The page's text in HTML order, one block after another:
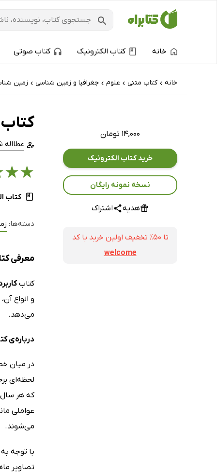
خانه کتاب الکترونیک کتاب صوتی
خانه › کتاب‌ متنی › علوم › جغرافیا و زمین شناسی › زمین
۱۴,۰۰۰ تومان
خرید کتاب الکترونیک
نسخه نمونه رایگان
هدیه اشتراک
تا ۵۰٪ تخفیف اولین خرید با کد
welcome
عطااله
★
★
کتاب
دسته‌ها:
معرفی
کتاب
و انواع
می‌دهد.
درباره‌ی
در میان
لحظه‌ای
که هر
عواملی
می‌شوند.
تصاویر